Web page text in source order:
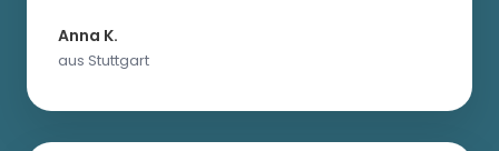
Anna K.
aus Stuttgart